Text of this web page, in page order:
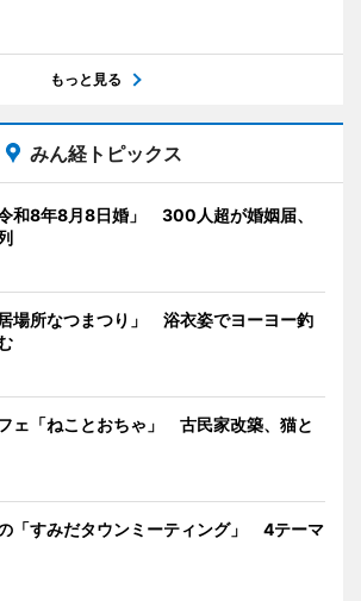
もっと見る
みん経トピックス
和8年8月8日婚」 300人超が婚姻届、
場所なつまつり」 浴衣姿でヨーヨー釣
ェ「ねことおちゃ」 古民家改築、猫と
「すみだタウンミーティング」 4テーマ